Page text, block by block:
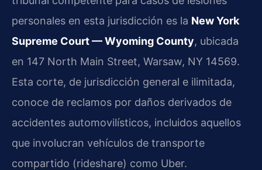
personales en esta jurisdicción es la New York
Supreme Court — Wyoming County, ubicada
en 147 North Main Street, Warsaw, NY 14569.
Esta corte, de jurisdicción general e ilimitada,
conoce de reclamos por daños derivados de
accidentes automovilísticos, incluidos aquellos
que involucran vehículos de transporte
compartido (rideshare) como Uber.